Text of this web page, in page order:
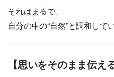
それはまるで、
自分の中の“自然”と調和して
【思いをそのまま伝え